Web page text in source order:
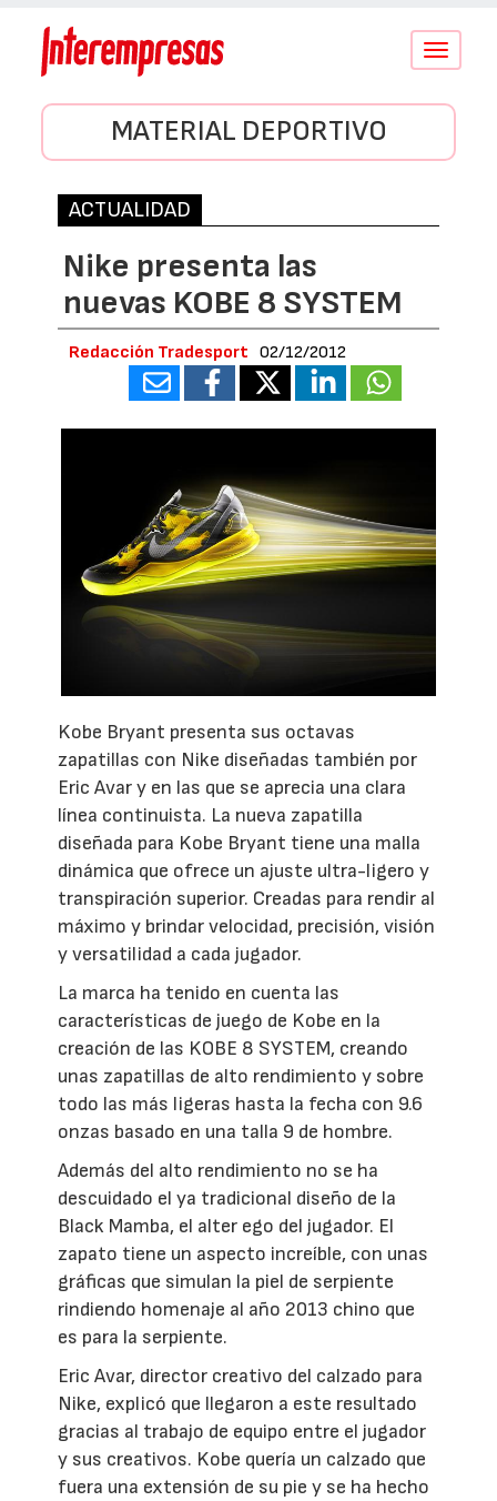
Conmutar
MATERIAL DEPORTIVO
ACTUALIDAD
Nike presenta las
nuevas KOBE 8 SYSTEM
Redacción Tradesport 02/12/2012
Kobe Bryant presenta sus octavas
zapatillas con Nike diseñadas también por
Eric Avar y en las que se aprecia una clara
línea continuista. La nueva zapatilla
diseñada para Kobe Bryant tiene una malla
dinámica que ofrece un ajuste ultra-ligero y
transpiración superior. Creadas para rendir al
máximo y brindar velocidad, precisión, visión
y versatilidad a cada jugador.
La marca ha tenido en cuenta las
características de juego de Kobe en la
creación de las KOBE 8 SYSTEM, creando
unas zapatillas de alto rendimiento y sobre
todo las más ligeras hasta la fecha con 9.6
onzas basado en una talla 9 de hombre.
Además del alto rendimiento no se ha
descuidado el ya tradicional diseño de la
Black Mamba, el alter ego del jugador. El
zapato tiene un aspecto increíble, con unas
gráficas que simulan la piel de serpiente
rindiendo homenaje al año 2013 chino que
es para la serpiente.
Eric Avar, director creativo del calzado para
Nike, explicó que llegaron a este resultado
gracias al trabajo de equipo entre el jugador
y sus creativos. Kobe quería un calzado que
fuera una extensión de su pie y se ha hecho